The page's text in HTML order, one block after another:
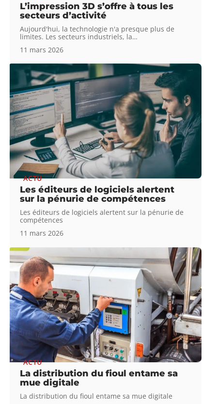
L’impression 3D s’offre à tous les
secteurs d’activité
Aujourd'hui, la technologie n'a presque plus de
limites. Les secteurs industriels, la…
11 mars 2026
ACTU
Les éditeurs de logiciels alertent
sur la pénurie de compétences
Les éditeurs de logiciels alertent sur la pénurie de
compétences
11 mars 2026
ACTU
La distribution du fioul entame sa
mue digitale
La distribution du fioul entame sa mue digitale